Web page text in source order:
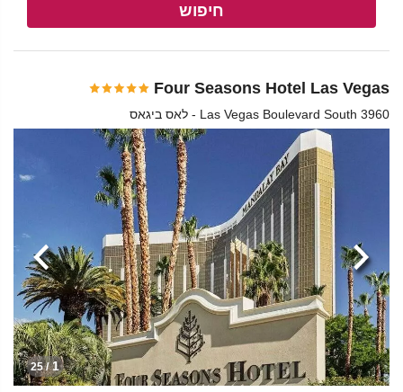
חיפוש
Four Seasons Hotel Las Vegas
3960 Las Vegas Boulevard South - לאס ביגאס
1
/ 25
הקודמת הבא